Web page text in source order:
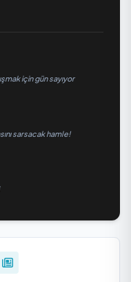
için gün sayıyor
sarsacak hamle!